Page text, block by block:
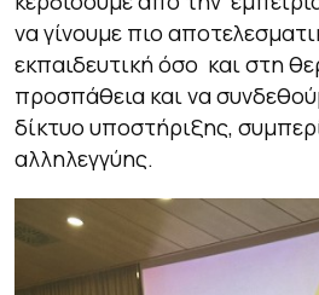
να γίνουμε πιο
εκπαιδευτική όσο και στη
προσπάθεια και να
δίκτυο υποστήριξης,
αλληλεγγύης.